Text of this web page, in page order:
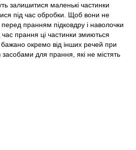
залишитися маленькі частинки
під час обробки. Щоб вони не
пранням підковдру і наволочки
час прання ці частинки змиються
окремо від інших речей при
засобами для прання, які не містять